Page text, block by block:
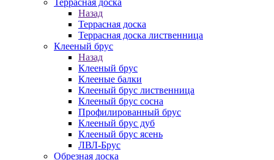
Террасная доска
Назад
Террасная доска
Террасная доска лиственница
Клееный брус
Назад
Клееный брус
Клееные балки
Клееный брус лиственница
Клееный брус сосна
Профилированный брус
Клееный брус дуб
Клееный брус ясень
ЛВЛ-Брус
Обрезная доска